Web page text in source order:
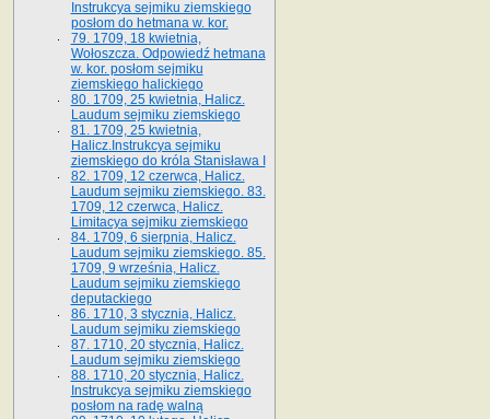
Instrukcya sejmiku ziemskiego
posłom do hetmana w. kor.
79. 1709, 18 kwietnia,
Wołoszcza. Odpowiedź hetmana
w. kor. posłom sejmiku
ziemskiego halickiego
80. 1709, 25 kwietnia, Halicz.
Laudum sejmiku ziemskiego
81. 1709, 25 kwietnia,
Halicz.Instrukcya sejmiku
ziemskiego do króla Stanisława I
82. 1709, 12 czerwca, Halicz.
Laudum sejmiku ziemskiego. 83.
1709, 12 czerwca, Halicz.
Limitacya sejmiku ziemskiego
84. 1709, 6 sierpnia, Halicz.
Laudum sejmiku ziemskiego. 85.
1709, 9 września, Halicz.
Laudum sejmiku ziemskiego
deputackiego
86. 1710, 3 stycznia, Halicz.
Laudum sejmiku ziemskiego
87. 1710, 20 stycznia, Halicz.
Laudum sejmiku ziemskiego
88. 1710, 20 stycznia, Halicz.
Instrukcya sejmiku ziemskiego
posłom na radę walną